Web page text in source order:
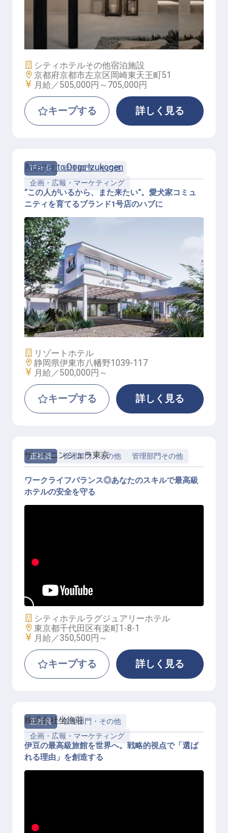
セールス＆マーケティングマネージ
ャー│月給50.5万円～／英語力を活
施設業態
シティホテルその他宿泊施設
勤務地
京都府京都市左京区岡崎東天王町51
給与
月給／505,000円～ 705,000円
キープする 詳しく見る
正社員
管理部門・その他
企画・広報・マーケティング
コミュニティマネージャー│月給50
万円〜／2027年春開業プレミアムド
ッグリゾート
A Letter to Dogs Izukogen
”この人がいるから、また来たい”。愛犬家コミュ
ニティを育てるブランド1号店のハブに
施設業態
リゾートホテル
勤務地
静岡県伊東市八幡野1039-117
給与
月給／500,000円～
キープする 詳しく見る
正社員 管理部門・その他 管理部門その他
日／月給35万円以上／福利厚生充実
ザ・ペニンシュラ東京
ワークライフバランス◎あなたのスキルで最高級
ホテルの安全を守る
施設業態
シティホテルラグジュアリーホテル
勤務地
東京都千代田区有楽町1-8-1
給与
月給／350,500円～
キープする 詳しく見る
正社員
管理部門・その他
企画・広報・マーケティング
株式会社坐漁荘
伊豆の最高級旅館を世界へ。戦略的視点で「選ば
れる理由」を創造する